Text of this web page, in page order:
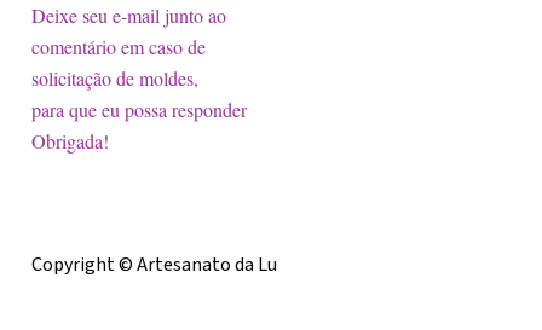
Deixe seu e-mail junto ao
comentário em caso de
solicitação de moldes,
para que eu possa responder
Obrigada!
Copyright © Artesanato da Lu